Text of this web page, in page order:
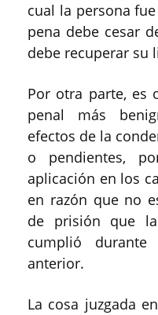
cual la persona
pena debe cesar
debe recuperar su
Por otra parte, es
penal más
efectos de la
o pendientes,
aplicación en los
en razón que no
de prisión que la
cumplió
anterior.
La cosa juzgada